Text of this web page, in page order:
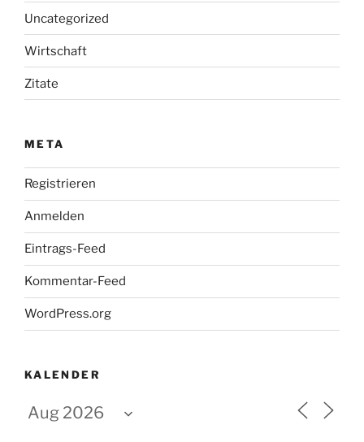
Uncategorized
Wirtschaft
Zitate
META
Registrieren
Anmelden
Eintrags-Feed
Kommentar-Feed
WordPress.org
KALENDER